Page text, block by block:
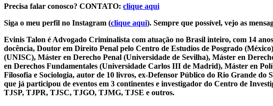
Precisa falar conosco? CONTATO: clique aqui
Siga o meu perfil no Instagram (clique aqui). Sempre que possível, vejo as
Evinis Talon é Advogado Criminalista com atuação no Brasil inteiro, com 14
docência, Doutor em Direito Penal pelo Centro de Estudios de Posgrado
(UNISC), Máster en Derecho Penal (Universidade de Sevilha), Máster en
en Derechos Fundamentales (Universidade Carlos III de Madrid), Máster en
Filosofia e Sociologia, autor de 10 livros, ex-Defensor Público do Rio Grande do
que já participou de eventos em 3 continentes e investigador do Centro de
TJSP, TJPR, TJSC, TJGO, TJMG, TJSE e outros.